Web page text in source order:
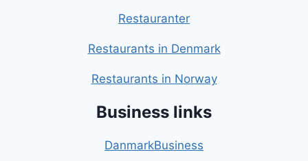
Restauranter
Restaurants in Denmark
Restaurants in Norway
Business links
DanmarkBusiness